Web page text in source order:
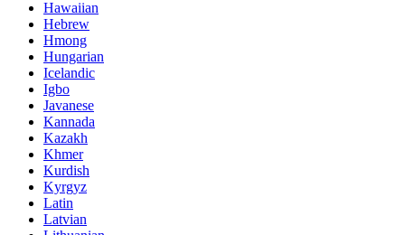
Hawaiian
Hebrew
Hmong
Hungarian
Icelandic
Igbo
Javanese
Kannada
Kazakh
Khmer
Kurdish
Kyrgyz
Latin
Latvian